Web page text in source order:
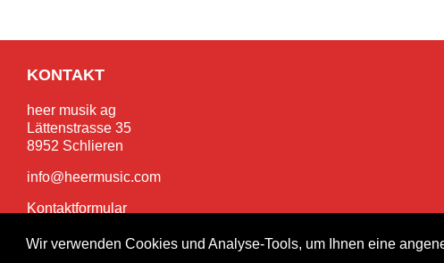
Wir verwenden Cookies und Analyse-Tools, um Ihnen eine
KONTAKT
heer musik ag
Lättenstrasse 35
8952 Schlieren
info@heermusic.com
Kontaktformular